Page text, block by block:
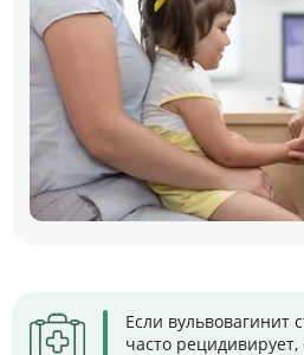
Если вульвовагинит
часто рецидивирует,